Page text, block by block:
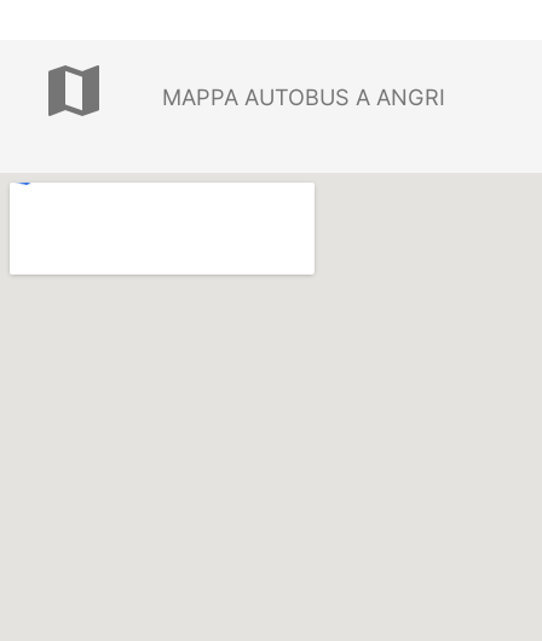
map MAPPA AUTOBUS A ANGRI